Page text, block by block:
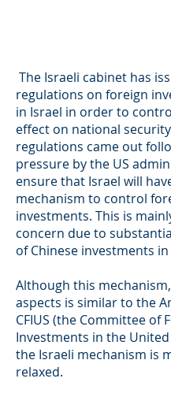
The Israeli cabinet has
regulations on foreign
in Israel in order to
effect on national
regulations came out
pressure by the US
ensure that Israel will
mechanism to control
investments. This is
concern due to
of Chinese investments in
Although this
aspects is similar to the
CFIUS (the Committee of
Investments in the United
the Israeli mechanism is
relaxed.